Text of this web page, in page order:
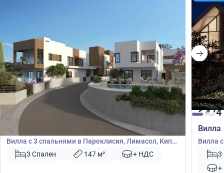
485 000
Вилла с 3 спальнями в Пареклисия, Лимасол, Кипр
№ 509673 Спален 147 м² + НДС
€474
Вилла
Вилла
531513